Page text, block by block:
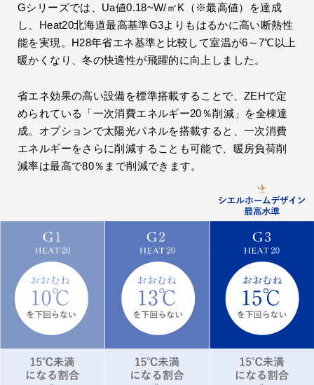
Gシリーズでは、Ua値0.18~W/㎡K（※最高値）を達成
し、Heat20北海道最高基準G3よりもはるかに高い断熱性
能を実現。H28年省エネ基準と比較して室温が6～7℃以上
暖かくなり、冬の快適性が飛躍的に向上しました。
省エネ効果の高い設備を標準搭載することで、ZEHで定
められている「一次消費エネルギー20％削減」を全棟達
成。オプションで太陽光パネルを搭載すると、一次消費
エネルギーをさらに削減することも可能で、暖房負荷削
減率は最高で80％まで削減できます。